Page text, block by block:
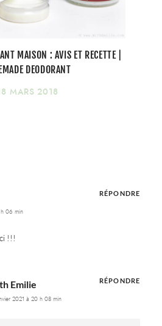
MAISON : AVIS ET RECETTE |
DEODORANT
MARS 2018
06 min
!!!
RÉPONDRE
Emilie
2021 à 20 h 08 min
RÉPONDRE